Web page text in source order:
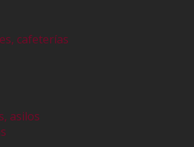
cafeterías
asilos